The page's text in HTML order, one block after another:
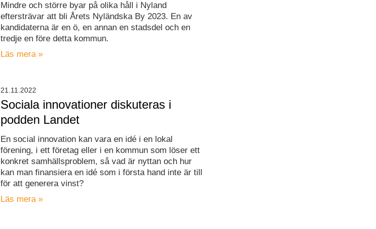
Mindre och större byar på olika håll i Nyland
eftersträvar att bli Årets Nyländska By 2023. En av
kandidaterna är en ö, en annan en stadsdel och en
tredje en före detta kommun.
Läs mera »
Sociala innovationer diskuteras i
podden Landet
En social innovation kan vara en idé i en lokal
förening, i ett företag eller i en kommun som löser ett
konkret samhällsproblem, så vad är nyttan och hur
kan man finansiera en idé som i första hand inte är till
för att generera vinst?
Läs mera »
21.11.2022